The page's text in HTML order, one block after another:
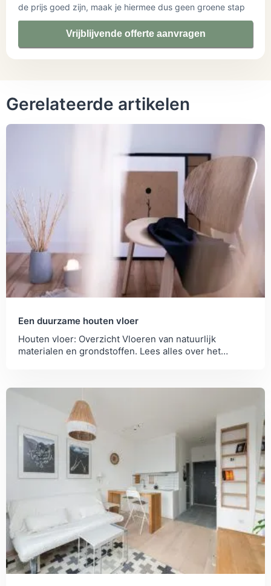
de prijs goed zijn, maak je hiermee dus geen groene stap
op dit moment.
Vrijblijvende offerte aanvragen
Gerelateerde artikelen
Een duurzame houten vloer
Houten vloer: Overzicht Vloeren van natuurlijk
materialen en grondstoffen. Lees alles over het